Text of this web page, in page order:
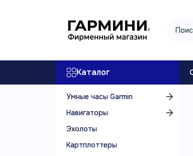
Каталог
Умные часы Garmin
Навигаторы
Эхолоты
Картплоттеры